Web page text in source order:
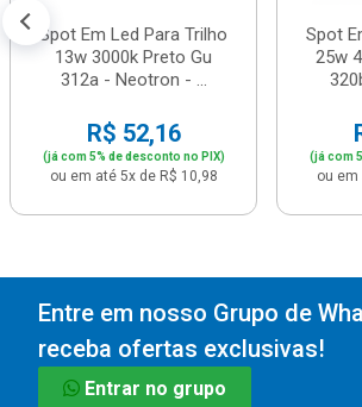
Spot Em Led Para Trilho
13w 3000k Preto Gu
312a - Neotron - ...
R$ 52,16
(já com 5% de desconto no PIX)
ou em até 5x de R$ 10,98
Spot
25w
(já com
ou em
Entre em nosso Grupo de
receba ofertas exclusivas!
Entrar no grupo